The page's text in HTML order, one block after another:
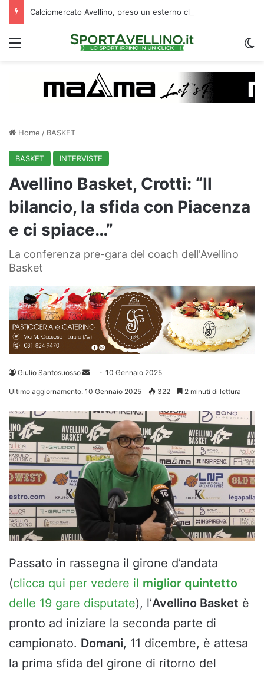
Menu
Home / BASKET
BASKET INTERVISTE
Avellino Basket, Crotti: “Il
bilancio, la sfida con Piacenza
e ci spiace…”
La conferenza pre-gara del coach dell'Avellino
Basket
Giulio Santosuosso
Invia 10 Gennaio 2025
Ultimo aggiornamento: 10 Gennaio 2025 322 2 minuti di lettura
Passato in rassegna il girone d’andata
(clicca qui per vedere il miglior quintetto
delle 19 gare disputate), l’Avellino Basket è
pronto ad iniziare la seconda parte di
campionato. Domani, 11 dicembre, è attesa
la prima sfida del girone di ritorno del